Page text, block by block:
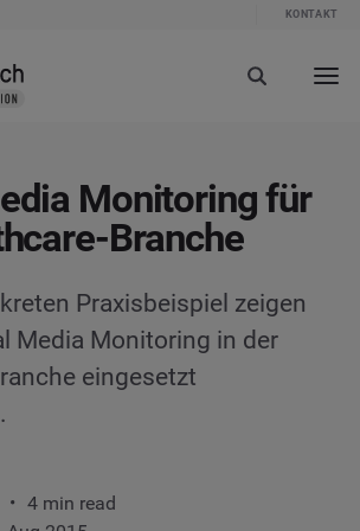
KONTAKT
Monitoring für
Branche
Praxisbeispiel zeigen
Media Monitoring in der
eingesetzt
4 min read